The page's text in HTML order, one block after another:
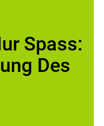
Spass:
Des